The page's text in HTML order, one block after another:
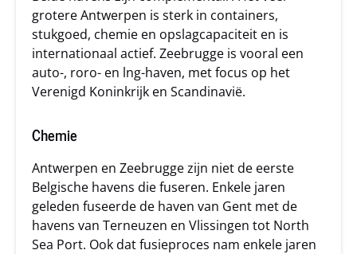
grotere Antwerpen is sterk in containers,
stukgoed, chemie en opslagcapaciteit en is
internationaal actief. Zeebrugge is vooral een
auto-, roro- en lng-haven, met focus op het
Verenigd Koninkrijk en Scandinavië.
Chemie
Antwerpen en Zeebrugge zijn niet de eerste
Belgische havens die fuseren. Enkele jaren
geleden fuseerde de haven van Gent met de
havens van Terneuzen en Vlissingen tot North
Sea Port. Ook dat fusieproces nam enkele jaren